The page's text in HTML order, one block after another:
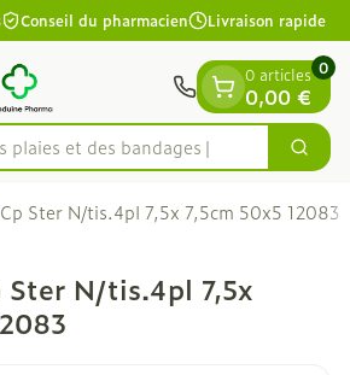
Conseil du pharmacien Livraison rapide
plaies et des bandages
0 articles
0,00 €
0
Ster N/tis.4pl 7,5x 7,5cm 50x5 12083
N/tis.4pl 7,5x